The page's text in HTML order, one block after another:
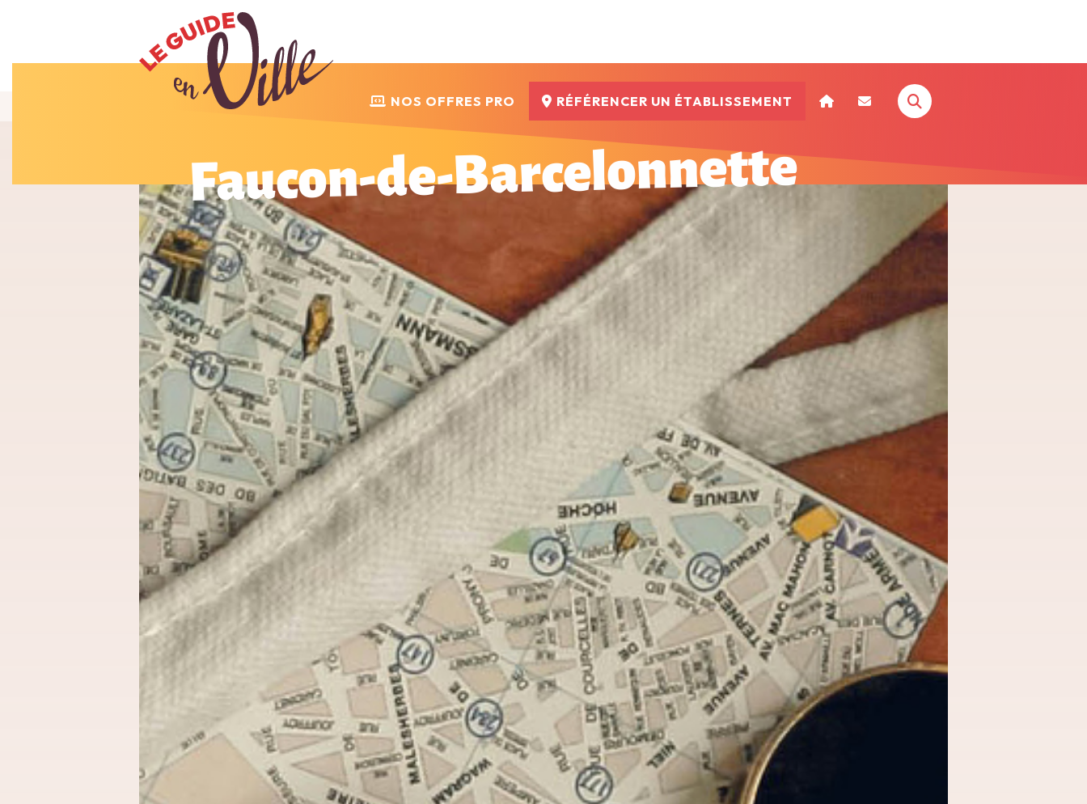
Faucon-de-Barcelonnette
NOS OFFRES PRO RÉFÉRENCER UN ÉTABLISSEMENT